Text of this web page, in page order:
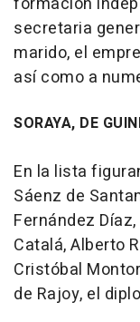
secretaria
marido, el
así como a
SORAYA, DE
En la lista
Sáenz de
Fernández
Catalá, Alberto
Cristóbal
de Rajoy, el